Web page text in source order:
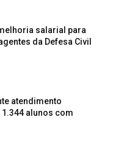
salarial para
da Defesa Civil
atendimento
alunos com